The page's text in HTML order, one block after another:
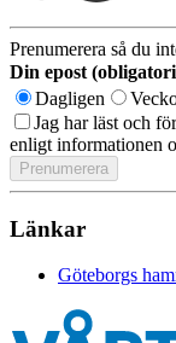
Prenumerera så du
Din epost
Dagligen
Jag har läst och
enligt informationen
Länkar
Göteborgs